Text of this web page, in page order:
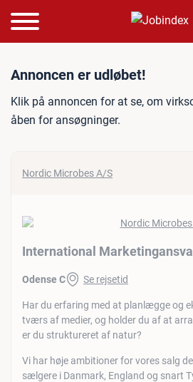
Jobannonce:
Annoncen er udløbet!
Klik på annoncen for at se, om
åben for ansøgninger.
Nordic Microbes A/S
International
Odense C Se rejsetid
Har du erfaring med at planlægge og
tværs af medier, og holder du af at
er du struktureret af natur?
Vi har høje ambitioner for vores salg
sælgere i Danmark, England og snart